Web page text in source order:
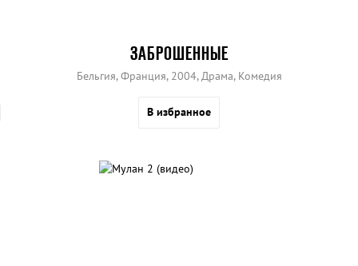
ЗАБРОШЕННЫЕ
Бельгия, Франция, 2004, Драма, Комедия
В избранное